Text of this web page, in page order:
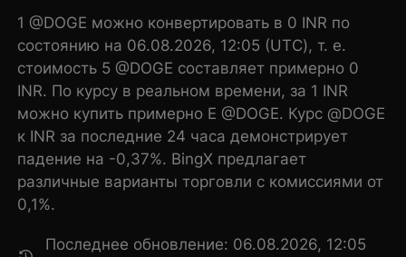
1 @DOGE можно конвертировать в 0 INR по
состоянию на 06.08.2026, 12:05 (UTC), т. е.
стоимость 5 @DOGE составляет примерно 0
INR. По курсу в реальном времени, за 1 INR
можно купить примерно E @DOGE. Курс @DOGE
к INR за последние 24 часа демонстрирует
падение на -0,37%. BingX предлагает
различные варианты торговли с комиссиями от
0,1%.
Последнее обновление: 06.08.2026, 12:05